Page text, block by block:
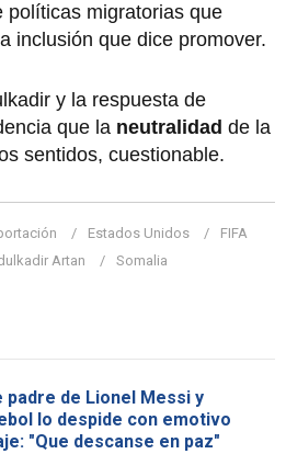
políticas migratorias que
inclusión que dice promover.
y la respuesta de
que la neutralidad de la
sentidos, cuestionable.
Estados Unidos
FIFA
Artan Somalia
padre de Lionel Messi y
lo despide con emotivo
"Que descanse en paz"